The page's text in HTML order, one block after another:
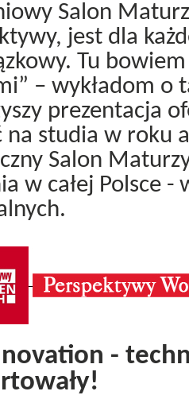
Salon
jest dla
Tu
– wykładom o
prezentacja
na studia w roku
Salon
w całej Polsce
-